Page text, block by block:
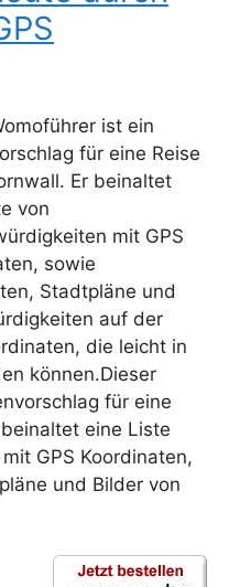
ist ein
für eine Reise
Er beinaltet
von
mit GPS
sowie
Stadtpläne und
auf der
die leicht in
können.Dieser
für eine
eine Liste
GPS Koordinaten,
und Bilder von